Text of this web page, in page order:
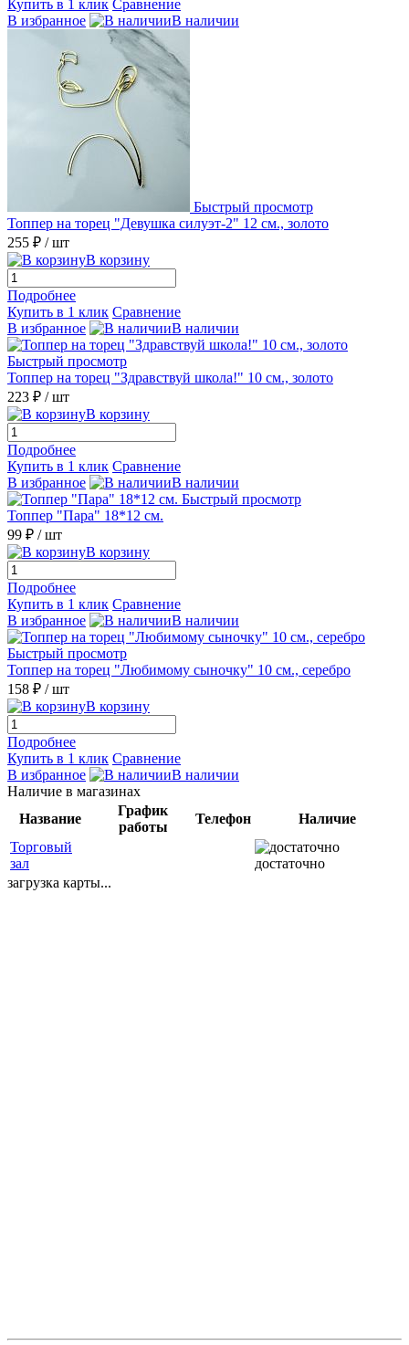
Купить в 1 клик Сравнение
В избранное
В наличии
Быстрый просмотр
Топпер на торец "Девушка силуэт-2" 12 см., золото
255 ₽ / шт
В корзину
Подробнее
Купить в 1 клик Сравнение
В избранное
В наличии
Быстрый просмотр
Топпер на торец "Здравствуй школа!" 10 см., золото
223 ₽ / шт
В корзину
Подробнее
Купить в 1 клик Сравнение
В избранное
В наличии
Быстрый просмотр
Топпер "Пара" 18*12 см.
99 ₽ / шт
В корзину
Подробнее
Купить в 1 клик Сравнение
В избранное
В наличии
Быстрый просмотр
Топпер на торец "Любимому сыночку" 10 см., серебро
158 ₽ / шт
В корзину
Подробнее
Купить в 1 клик Сравнение
В избранное
В наличии
Наличие в магазинах
Название
График
работы
Телефон
Наличие
Торговый
зал
достаточно
загрузка карты...